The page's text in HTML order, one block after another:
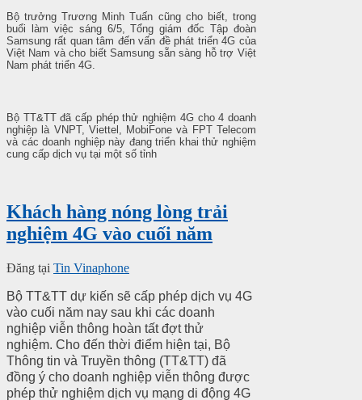
Bộ trưởng Trương Minh Tuấn cũng cho biết, trong
buổi làm việc sáng 6/5, Tổng giám đốc Tập đoàn
Samsung rất quan tâm đến vấn đề phát triển 4G của
Việt Nam và cho biết Samsung sẵn sàng hỗ trợ Việt
Nam phát triển 4G.
Bộ TT&TT đã cấp phép thử nghiệm 4G cho 4 doanh
nghiệp là VNPT, Viettel, MobiFone và FPT Telecom
và các doanh nghiệp này đang triển khai thử nghiệm
cung cấp dịch vụ tại một số tỉnh
Khách hàng nóng lòng trải
nghiệm 4G vào cuối năm
Đăng tại Tin Vinaphone
Bộ TT&TT dự kiến sẽ cấp phép dịch vụ 4G
vào cuối năm nay sau khi các doanh
nghiệp viễn thông hoàn tất đợt thử
nghiệm. Cho đến thời điểm hiện tại, Bộ
Thông tin và Truyền thông (TT&TT) đã
đồng ý cho doanh nghiệp viễn thông được
phép thử nghiệm dịch vụ mạng di động 4G